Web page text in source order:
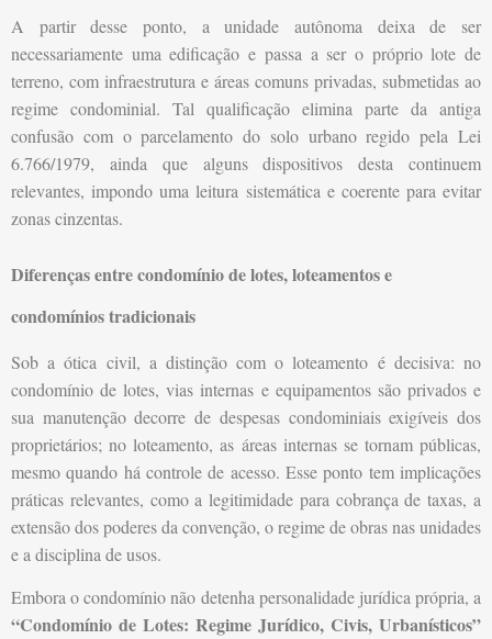
A partir desse ponto, a unidade autônoma deixa de ser
necessariamente uma edificação e passa a ser o próprio lote de
terreno, com infraestrutura e áreas comuns privadas, submetidas ao
regime condominial. Tal qualificação elimina parte da antiga
confusão com o parcelamento do solo urbano regido pela Lei
6.766/1979, ainda que alguns dispositivos desta continuem
relevantes, impondo uma leitura sistemática e coerente para evitar
zonas cinzentas.
Diferenças entre condomínio de lotes, loteamentos e
condomínios tradicionais
Sob a ótica civil, a distinção com o loteamento é decisiva: no
condomínio de lotes, vias internas e equipamentos são privados e
sua manutenção decorre de despesas condominiais exigíveis dos
proprietários; no loteamento, as áreas internas se tornam públicas,
mesmo quando há controle de acesso. Esse ponto tem implicações
práticas relevantes, como a legitimidade para cobrança de taxas, a
extensão dos poderes da convenção, o regime de obras nas unidades
e a disciplina de usos.
Embora o condomínio não detenha personalidade jurídica própria, a
“Condomínio de Lotes: Regime Jurídico, Civis, Urbanísticos”